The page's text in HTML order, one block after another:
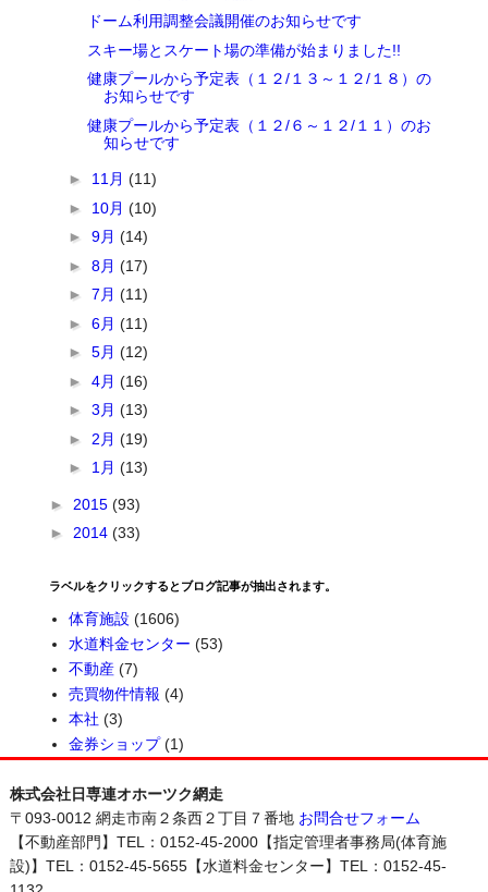
ドーム利用調整会議開催のお知らせです
スキー場とスケート場の準備が始まりました!!
健康プールから予定表（１２/１３～１２/１８）の
お知らせです
健康プールから予定表（１２/６～１２/１１）のお
知らせです
► 11月(11)
► 10月(10)
►9月(14)
►8月(17)
►7月(11)
►6月(11)
►5月(12)
►4月(16)
►3月(13)
► 2月(19)
► 1月(13)
► 2015(93)
►2014(33)
ラベルをクリックするとブログ記事が抽出されます。
体育施設 (1606)
水道料金センター (53)
不動産 (7)
売買物件情報 (4)
本社 (3)
金券ショップ (1)
株式会社日専連オホーツク網走
〒093-0012 網走市南２条西２丁目７番地 お問合せフォーム
【不動産部門】TEL：0152-45-2000【指定管理者事務局(体育施
設)】TEL：0152-45-5655【水道料金センター】TEL：0152-45-